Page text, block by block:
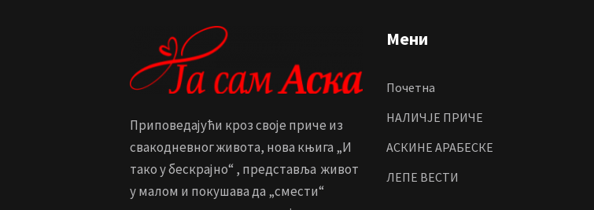
Приповедајући кроз своје приче из
свакодневног живота, нова књига „И
тако у бескрајно“ , представља живот
у малом и покушава да „смести“
Мени
Почетна
НАЛИЧЈЕ ПРИЧЕ
АСКИНЕ АРАБЕСКЕ
ЛЕПЕ ВЕСТИ